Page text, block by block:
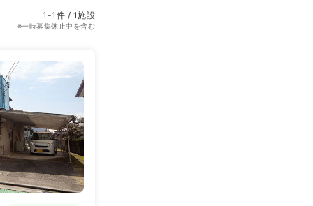
1-1件 / 1施設
※一時募集休止中を含む